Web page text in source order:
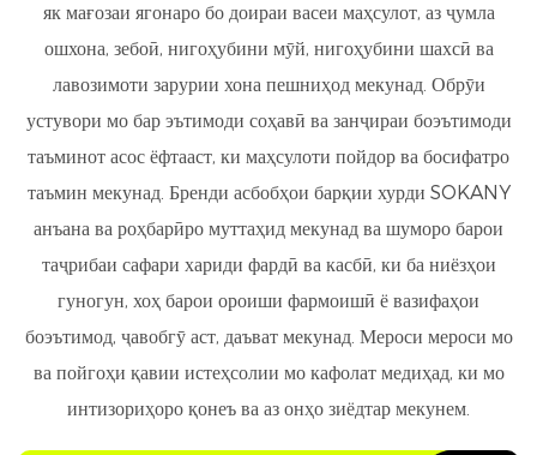
як мағозаи ягонаро бо доираи васеи маҳсулот, аз ҷумла
ошхона, зебоӣ, нигоҳубини мӯй, нигоҳубини шахсӣ ва
лавозимоти зарурии хона пешниҳод мекунад. Обрӯи
устувори мо бар эътимоди соҳавӣ ва занҷираи боэътимоди
таъминот асос ёфтааст, ки маҳсулоти пойдор ва босифатро
таъмин мекунад. Бренди асбобҳои барқии хурди SOKANY
анъана ва роҳбарӣро муттаҳид мекунад ва шуморо барои
таҷрибаи сафари хариди фардӣ ва касбӣ, ки ба ниёзҳои
гуногун, хоҳ барои ороиши фармоишӣ ё вазифаҳои
боэътимод, ҷавобгӯ аст, даъват мекунад. Мероси мероси мо
ва пойгоҳи қавии истеҳсолии мо кафолат медиҳад, ки мо
интизориҳоро қонеъ ва аз онҳо зиёдтар мекунем.